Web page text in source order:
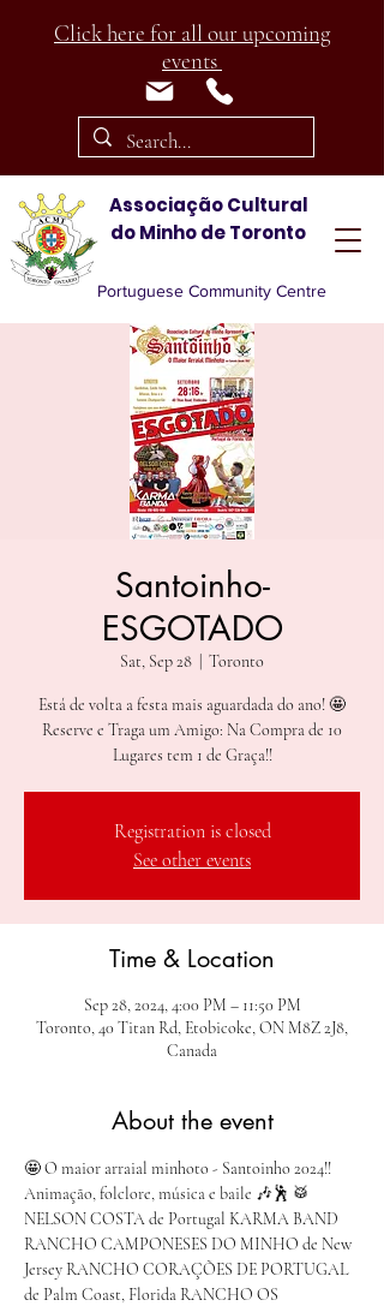
Click here for all our upcoming
events
Associação Cultural
do Minho de Toronto
Portuguese Community Centre
Santoinho-
ESGOTADO
Sat, Sep 28 Toronto
Está de volta a festa mais aguardada do ano! 🤩
Reserve e Traga um Amigo: Na Compra de 10
Lugares tem 1 de Graça!!
Registration is closed
See other events
Time & Location
Sep 28, 2024, 4:00 PM – 11:50 PM
Toronto, 40 Titan Rd, Etobicoke, ON M8Z 2J8,
Canada
About the event
🤩 O maior arraial minhoto - Santoinho 2024!!
Animação, folclore, música e baile 🎶🕺 🥁
NELSON COSTA de Portugal KARMA BAND
RANCHO CAMPONESES DO MINHO de New
Jersey RANCHO CORAÇÕES DE PORTUGAL
de Palm Coast, Florida RANCHO OS